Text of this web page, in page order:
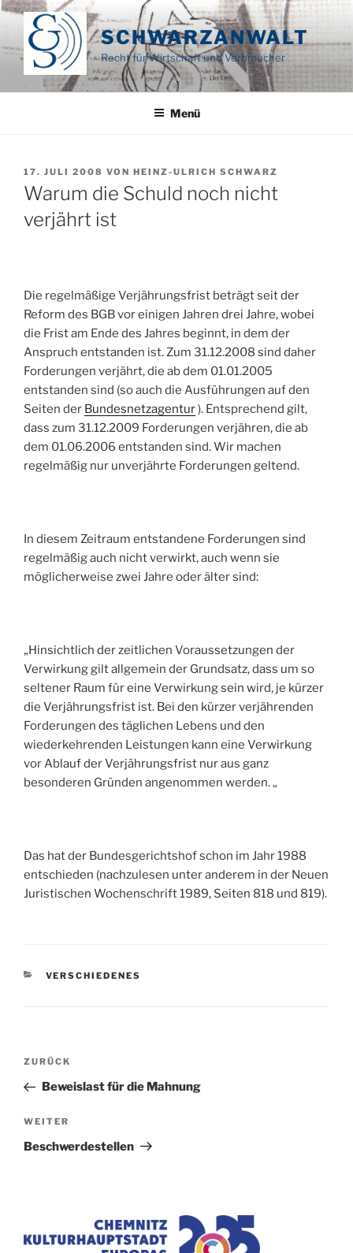
Zum
springen
SCHWARZANWALT
Recht für Wirtschaft und Verbraucher
Menü
VERÖFFENTLICHT
AM
17. JULI 2008 VON HEINZ-ULRICH SCHWARZ
Warum die Schuld noch nicht
verjährt ist
Die regelmäßige Verjährungsfrist beträgt seit der
Reform des BGB vor einigen Jahren drei Jahre, wobei
die Frist am Ende des Jahres beginnt, in dem der
Anspruch entstanden ist. Zum 31.12.2008 sind daher
Forderungen verjährt, die ab dem 01.01.2005
entstanden sind (so auch die Ausführungen auf den
Seiten der Bundesnetzagentur). Entsprechend gilt,
dass zum 31.12.2009 Forderungen verjähren, die ab
dem 01.06.2006 entstanden sind. Wir machen
regelmäßig nur unverjährte Forderungen geltend.
In diesem Zeitraum entstandene Forderungen sind
regelmäßig auch nicht verwirkt, auch wenn sie
möglicherweise zwei Jahre oder älter sind:
„Hinsichtlich der zeitlichen Voraussetzungen der
Verwirkung gilt allgemein der Grundsatz, dass um so
seltener Raum für eine Verwirkung sein wird, je kürzer
die Verjährungsfrist ist. Bei den kürzer verjährenden
Forderungen des täglichen Lebens und den
wiederkehrenden Leistungen kann eine Verwirkung
vor Ablauf der Verjährungsfrist nur aus ganz
besonderen Gründen angenommen werden. „
Das hat der Bundesgerichtshofschon im Jahr 1988
entschieden (nachzulesen unter anderem in der Neuen
Juristischen Wochenschrift 1989, Seiten 818 und 819).
KATEGORIEN
VERSCHIEDENES
Beitragsnavigation
Vorheriger
Beitrag
ZURÜCK
Beweislast für die Mahnung
Nächster
Beitrag
WEITER
Beschwerdestellen